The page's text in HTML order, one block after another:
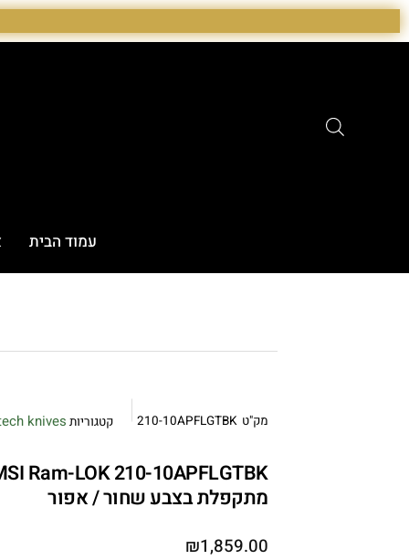
דילוג
לתוכן
עמוד הבית
מק"ט 210-10APFLGTBK קטגוריות knives
מתקפלת בצבע שחור / אפור
₪1,859.00